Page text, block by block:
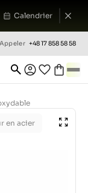
Calendrier
Appeler +48 17 858 58 58
en acier